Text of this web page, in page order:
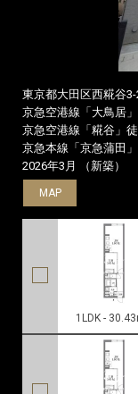
東京都大田区西糀谷3-
京急空港線「大鳥居
京急空港線「糀谷」
京急本線「京急蒲田
2026年3月 （新築）
MAP
1LDK -
MAP
MAP